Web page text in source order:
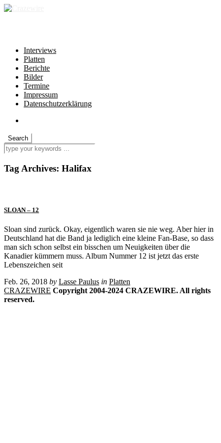
Interviews
Platten
Berichte
Bilder
Termine
Impressum
Datenschutzerklärung
Tag Archives: Halifax
SLOAN – 12
Sloan sind zurück. Okay, eigentlich waren sie nie weg. Aber hier in
Deutschland hat die Band ja lediglich eine kleine Fan-Base, so dass
man sich schon selbst ein bisschen um Neuigkeiten über die
Kanadier kümmern muss. Album Nummer 12 ist jetzt das erste
Lebenszeichen seit
Feb. 26, 2018 by Lasse Paulus in Platten
CRAZEWIRE Copyright 2004-2024 CRAZEWIRE. All rights
reserved.